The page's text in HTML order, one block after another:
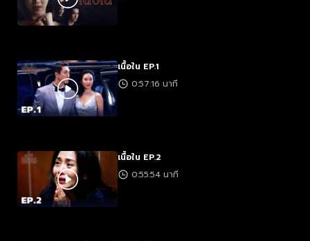
เนื้อใน EP.1
0:57:16 นาที
เนื้อใน EP.2
0:55:54 นาที